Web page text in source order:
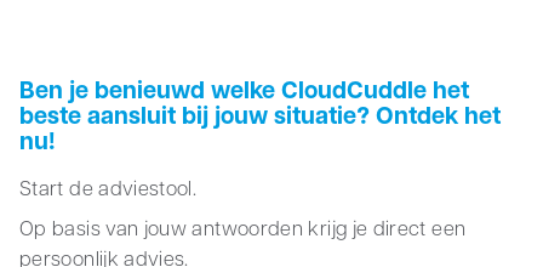
Ben je benieuwd welke CloudCuddle het
beste aansluit bij jouw situatie? Ontdek het
nu!
Start de adviestool.
Op basis van jouw antwoorden krijg je direct een
persoonlijk advies.